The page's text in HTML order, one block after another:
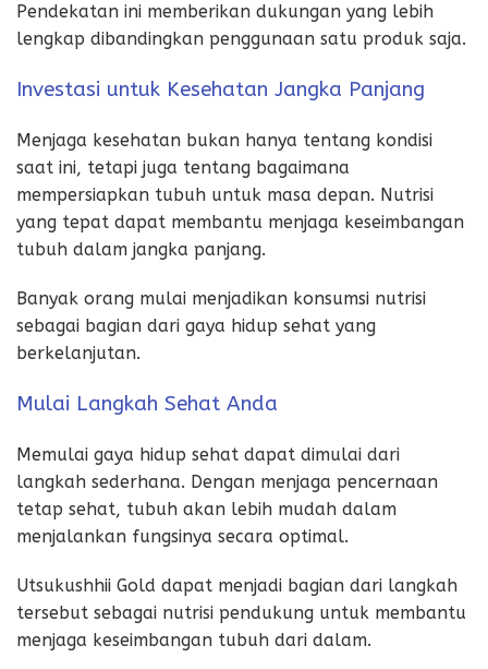
Pendekatan ini memberikan dukungan yang lebih
lengkap dibandingkan penggunaan satu produk saja.
Investasi untuk Kesehatan Jangka Panjang
Menjaga kesehatan bukan hanya tentang kondisi
saat ini, tetapi juga tentang bagaimana
mempersiapkan tubuh untuk masa depan. Nutrisi
yang tepat dapat membantu menjaga keseimbangan
tubuh dalam jangka panjang.
Banyak orang mulai menjadikan konsumsi nutrisi
sebagai bagian dari gaya hidup sehat yang
berkelanjutan.
Mulai Langkah Sehat Anda
Memulai gaya hidup sehat dapat dimulai dari
langkah sederhana. Dengan menjaga pencernaan
tetap sehat, tubuh akan lebih mudah dalam
menjalankan fungsinya secara optimal.
Utsukushhii Gold dapat menjadi bagian dari langkah
tersebut sebagai nutrisi pendukung untuk membantu
menjaga keseimbangan tubuh dari dalam.